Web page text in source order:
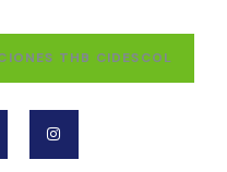
THB CIDESCOL